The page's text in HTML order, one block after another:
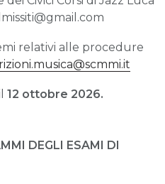
relativi alle procedure
12 ottobre 2026.
DEGLI ESAMI DI